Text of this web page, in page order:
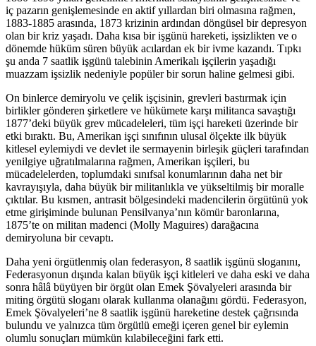
iç pazarın genişlemesinde en aktif yıllardan biri olmasına rağmen,
1883-1885 arasında, 1873 krizinin ardından döngüsel bir depresyon
olan bir kriz yaşadı. Daha kısa bir işgünü hareketi, işsizlikten ve o
dönemde hüküm süren büyük acılardan ek bir ivme kazandı. Tıpkı
şu anda 7 saatlik işgünü talebinin Amerikalı işçilerin yaşadığı
muazzam işsizlik nedeniyle popüler bir sorun haline gelmesi gibi.
On binlerce demiryolu ve çelik işçisinin, grevleri bastırmak için
birlikler gönderen şirketlere ve hükümete karşı militanca savaştığı
1877’deki büyük grev mücadeleleri, tüm işçi hareketi üzerinde bir
etki bıraktı. Bu, Amerikan işçi sınıfının ulusal ölçekte ilk büyük
kitlesel eylemiydi ve devlet ile sermayenin birleşik güçleri tarafından
yenilgiye uğratılmalarına rağmen, Amerikan işçileri, bu
mücadelelerden, toplumdaki sınıfsal konumlarının daha net bir
kavrayışıyla, daha büyük bir militanlıkla ve yükseltilmiş bir moralle
çıktılar. Bu kısmen, antrasit bölgesindeki madencilerin örgütünü yok
etme girişiminde bulunan Pensilvanya’nın kömür baronlarına,
1875’te on militan madenci (Molly Maguires) darağacına
demiryoluna bir cevaptı.
Daha yeni örgütlenmiş olan federasyon, 8 saatlik işgünü sloganını,
Federasyonun dışında kalan büyük işçi kitleleri ve daha eski ve daha
sonra hâlâ büyüyen bir örgüt olan Emek Şövalyeleri arasında bir
miting örgütü sloganı olarak kullanma olanağını gördü. Federasyon,
Emek Şövalyeleri’ne 8 saatlik işgünü hareketine destek çağrısında
bulundu ve yalnızca tüm örgütlü emeği içeren genel bir eylemin
olumlu sonuçları mümkün kılabileceğini fark etti.